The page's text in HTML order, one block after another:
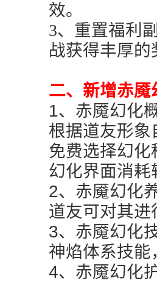
效。
3、重置福利
战获得丰厚的
二、新增赤魇
1、赤魇幻化
根据道友形
免费选择幻
幻化界面消
2、赤魇幻化
道友可对其进
3、赤魇幻化
神焰体系技
4、赤魇幻化